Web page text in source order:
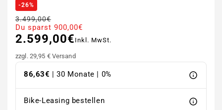
-26%
Normaler Preis
3.499,00€
Du sparst 900,00€
Verkaufspreis
2.599,00€ Inkl. MwSt.
zzgl. 29,95 € Versand
86,63€ | 30 Monate | 0%
Bike-Leasing bestellen